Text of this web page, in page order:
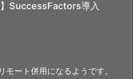
】SuccessFactors導入
ート併用になるようです。